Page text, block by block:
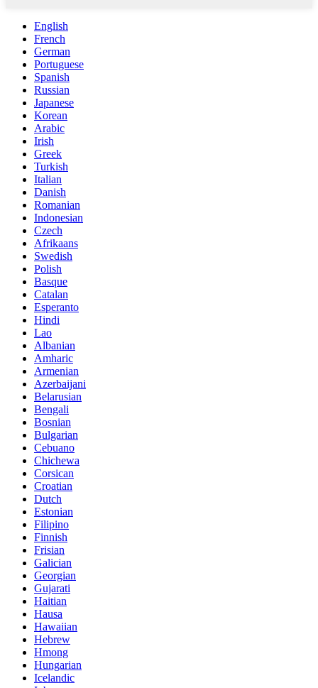
English
French
German
Portuguese
Spanish
Russian
Japanese
Korean
Arabic
Irish
Greek
Turkish
Italian
Danish
Romanian
Indonesian
Czech
Afrikaans
Swedish
Polish
Basque
Catalan
Esperanto
Hindi
Lao
Albanian
Amharic
Armenian
Azerbaijani
Belarusian
Bengali
Bosnian
Bulgarian
Cebuano
Chichewa
Corsican
Croatian
Dutch
Estonian
Filipino
Finnish
Frisian
Galician
Georgian
Gujarati
Haitian
Hausa
Hawaiian
Hebrew
Hmong
Hungarian
Icelandic